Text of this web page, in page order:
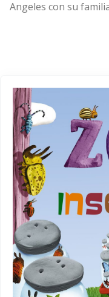
Angeles con su